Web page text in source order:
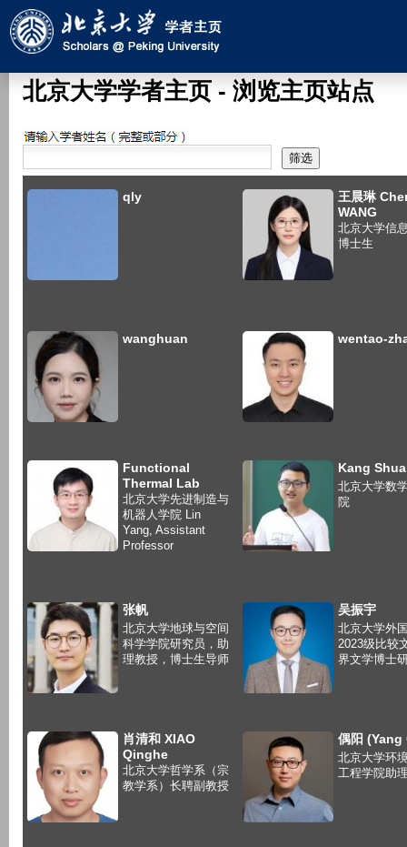
要
内
容
北京大学学者主页 - 浏览主页站点
搜索
qly
王晨琳
WANG
北京大学信
博士生
wanghuan wentao-
Functional
Thermal Lab
北京大学先进制造与
机器人学院 Lin
Yang, Assistant
Professor
Kang
北京大学数
院
张帆
北京大学地球与空间
科学学院研究员，助
理教授，博士生导师
吴振宇
北京大学外
2023级比较
界文学博士
肖清和 XIAO
Qinghe
北京大学哲学系（宗
教学系）长聘副教授
偶阳 (Yang
北京大学环
工程学院助